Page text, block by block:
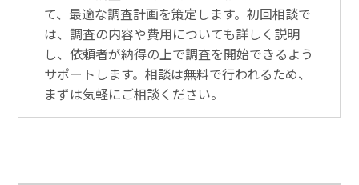
て、最適な調査計画を策定します。初回相談で
は、調査の内容や費用についても詳しく説明
し、依頼者が納得の上で調査を開始できるよう
サポートします。相談は無料で行われるため、
まずは気軽にご相談ください。